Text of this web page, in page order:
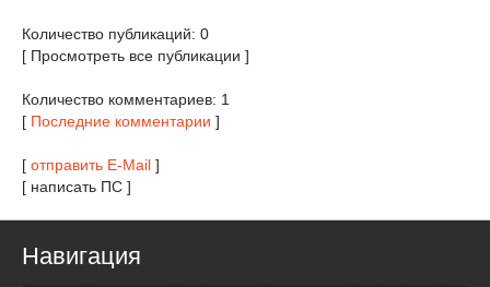
Количество публикаций: 0
[ Просмотреть все публикации ]
Количество комментариев: 1
[ Последние комментарии ]
[ отправить E-Mail ]
[ написать ПС ]
Навигация